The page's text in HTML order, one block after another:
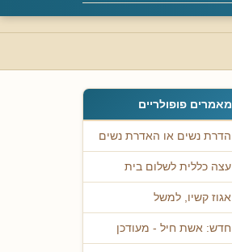
מאמרים פופולריים
הדרת נשים או האדרת נשים
עצה כללית לשלום בית
אגוז קשיו, למשל
חדש: אשת חיל - מעודכן